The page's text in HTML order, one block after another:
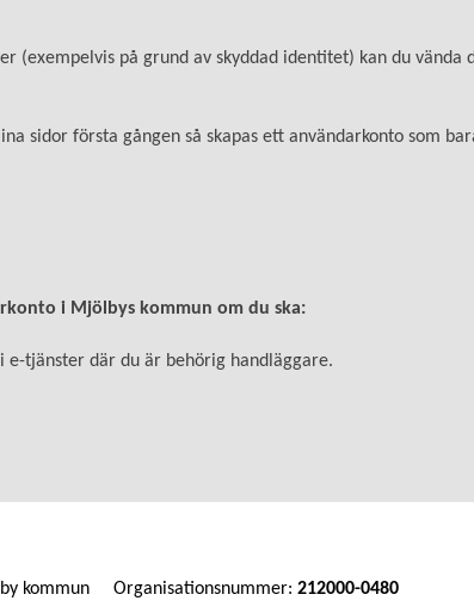
(exempelvis på grund av skyddad identitet) kan du
sidor första gången så skapas ett användarkonto som
i Mjölbys kommun om du ska:
tjänster där du är behörig handläggare.
kommun Organisationsnummer: 212000-0480